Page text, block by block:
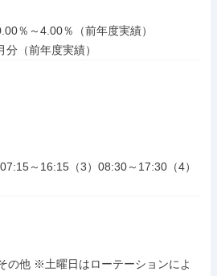
％～4.00％（前年度実績）
分（前年度実績）
～16:15（3）08:30～17:30（4）
の他 ※土曜日はローテーションによ